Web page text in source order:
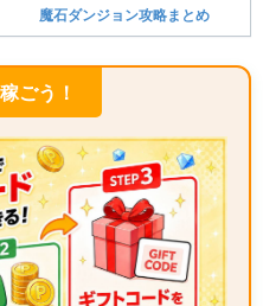
魔石ダンジョン攻略まとめ
ごう！